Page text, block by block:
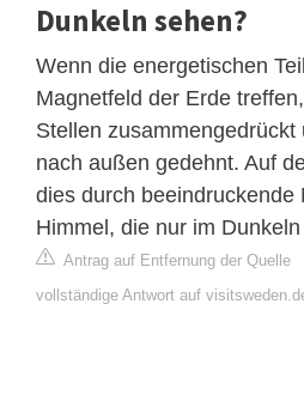
Dunkeln sehen?
Wenn die energetischen
Magnetfeld der Erde
Stellen zusammengedrückt
nach außen gedehnt. Auf
dies durch beeindruckende
Himmel, die nur im
Antrag auf Entfernung der Quelle
vollständige Antwort auf